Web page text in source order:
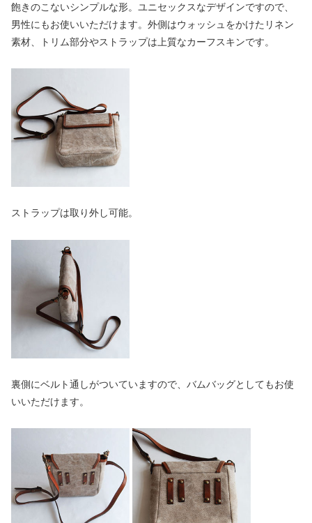
飽きのこないシンプルな形。ユニセックスなデザインですので、
男性にもお使いいただけます。外側はウォッシュをかけたリネン
素材、トリム部分やストラップは上質なカーフスキンです。
ストラップは取り外し可能。
裏側にベルト通しがついていますので、バムバッグとしてもお使
いいただけます。